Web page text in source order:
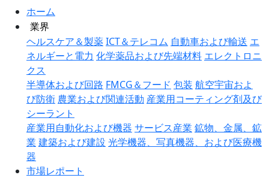
ホーム
業界
ヘルスケア＆製薬ICT＆テレコム 自動車および輸送 エ
ネルギーと電力 化学薬品および先端材料 エレクトロニ
クス
半導体および回路 FMCG＆フード 包装 航空宇宙およ
び防衛 農業および関連活動 産業用コーティング剤及び
シーラント
産業用自動化および機器 サービス産業 鉱物、金属、鉱
業 建築および建設 光学機器、写真機器、および医療機
器
市場レポート